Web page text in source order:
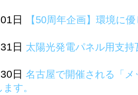
日
【50周年企画】環境に
日 太陽光発電パネル用支
日 名古屋で開催される「
す。